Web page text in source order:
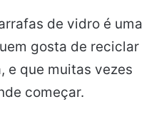
de vidro é uma
gosta de reciclar
e que muitas vezes
começar.